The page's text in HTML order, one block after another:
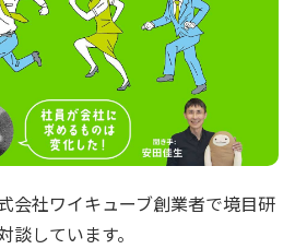
会社ワイキューブ創業者で境目研
しています。